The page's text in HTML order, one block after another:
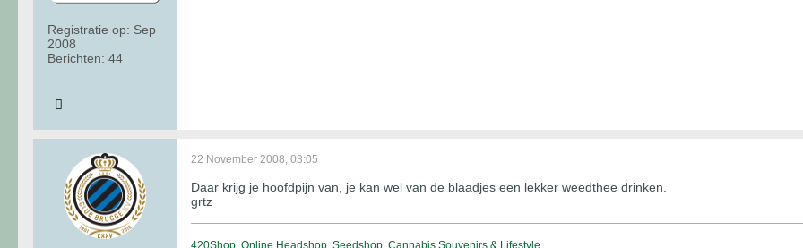
Registratie op: Sep
2008
Berichten: 44
22 November 2008, 03:05
Daar krijg je hoofdpijn van, je kan wel van de blaadjes een lekker weedthee drinken.
grtz
420Shop, Online Headshop, Seedshop, Cannabis Souvenirs & Lifestyle